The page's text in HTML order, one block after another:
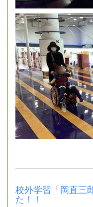
校外学習「岡直三
た！！